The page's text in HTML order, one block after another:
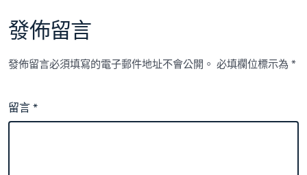
發佈留言
發佈留言必須填寫的電子郵件地址不會公開。 必填欄位標示為*
留言*